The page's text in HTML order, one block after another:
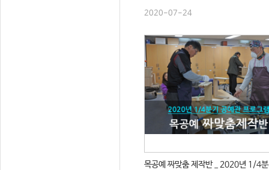
2020-07-24
목공예 짜맞춤 제작반 _ 2020년 1/4